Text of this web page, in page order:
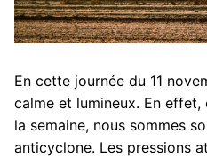
En cette journée du 11
calme et lumineux. En
la semaine, nous sommes
anticyclone. Les pressions